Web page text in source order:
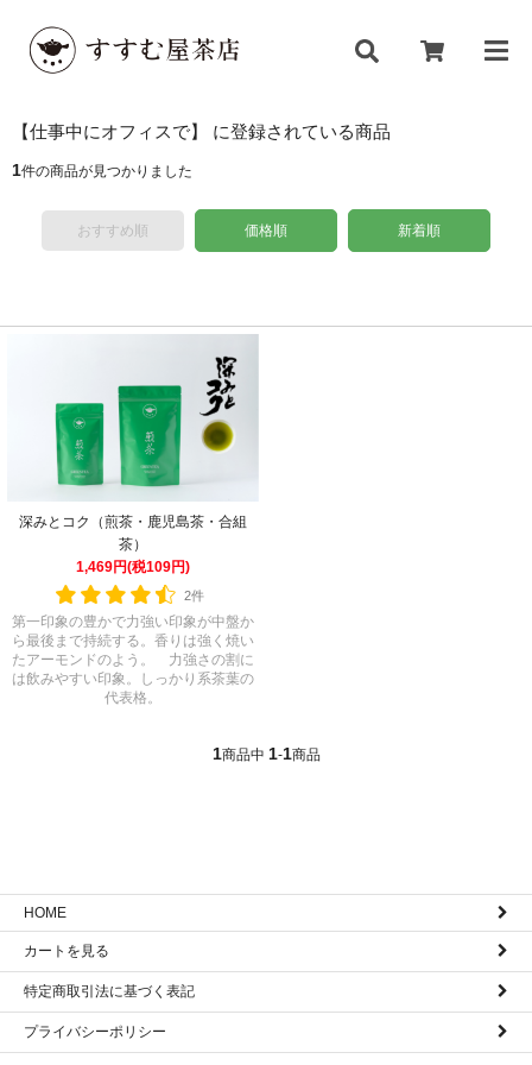
【仕事中にオフィスで】 に登録されている商品
1件の商品が見つかりました
おすすめ順 価格順 新着順
深みとコク（煎茶・鹿児島茶・合組
茶）
1,469円(税109円)
2件
第一印象の豊かで力強い印象が中盤か
ら最後まで持続する。香りは強く焼い
たアーモンドのよう。 力強さの割に
は飲みやすい印象。しっかり系茶葉の
代表格。
1商品中 1-1商品
HOME
カートを見る
特定商取引法に基づく表記
プライバシーポリシー